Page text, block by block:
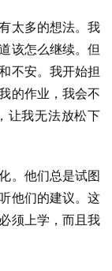
太多的想法。我
该怎么继续。但
不安。我开始担
的作业，我会不
让我无法放松下
。他们总是试图
他们的建议。这
须上学，而且我